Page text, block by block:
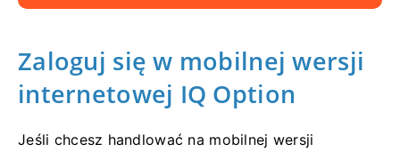
Zaloguj się w mobilnej wersji
internetowej IQ Option
Jeśli chcesz handlować na mobilnej wersji